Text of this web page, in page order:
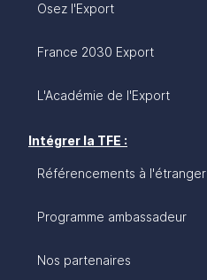
Osez l'Export
France 2030 Export
L'Académie de l'Export
Intégrer la TFE :
Référencements à l'étranger
Programme ambassadeur
Nos partenaires